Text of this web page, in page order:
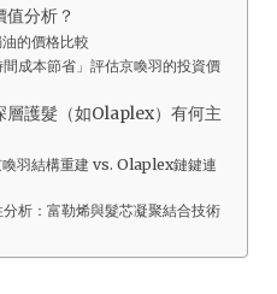
分析？
的價格比較
成本節省」評估京喚羽的投資價
層護髮（如Olaplex）有何主
羽結構重建 vs. Olaplex鏈鍵連
析：富勒烯與髮芯凝聚結合技術